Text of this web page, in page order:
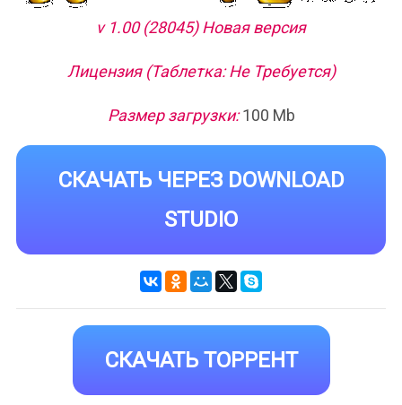
v 1.00 (28045) Новая версия
Лицензия (Таблетка: Не Требуется)
Размер загрузки:100 Mb
СКАЧАТЬ ЧЕРЕЗ DOWNLOAD
STUDIO
СКАЧАТЬ ТОРРЕНТ